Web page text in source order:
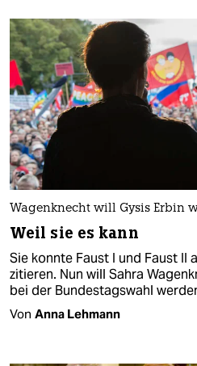
Wagenknecht will Gysis Erbin
Weil sie es kann
Sie konnte Faust I und Faust II
zitieren. Nun will Sahra
bei der Bundestagswahl
Von Anna Lehmann